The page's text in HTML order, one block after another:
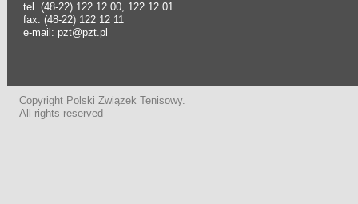
tel. (48-22) 122 12 00, 122 12 01
fax. (48-22) 122 12 11
e-mail: pzt@pzt.pl
Copyright Polski Związek Tenisowy.
All rights reserved